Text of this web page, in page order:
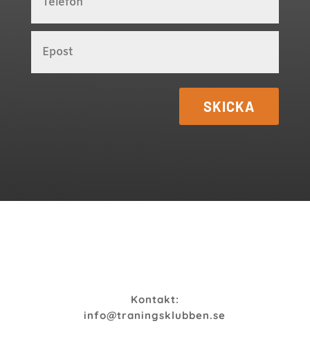
SKICKA
Kontakt:
info@traningsklubben.se